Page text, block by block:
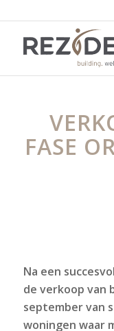
FASE
Na een
de verkoop van
september van
woningen waar